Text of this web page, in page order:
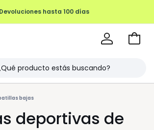
REMATE FINAL HASTA -70%
Ir
bajas
deportivas de